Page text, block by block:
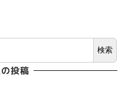
検索
投稿